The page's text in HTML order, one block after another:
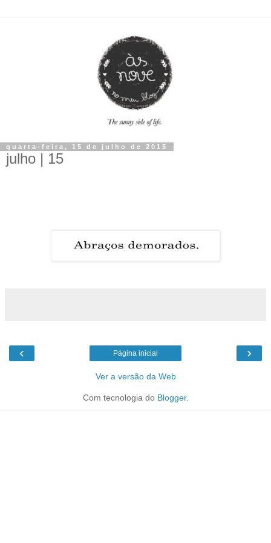
quarta-feira, 15 de julho de 2015
julho | 15
‹ ›
Página inicial
Ver a versão da Web
Com tecnologia do Blogger.